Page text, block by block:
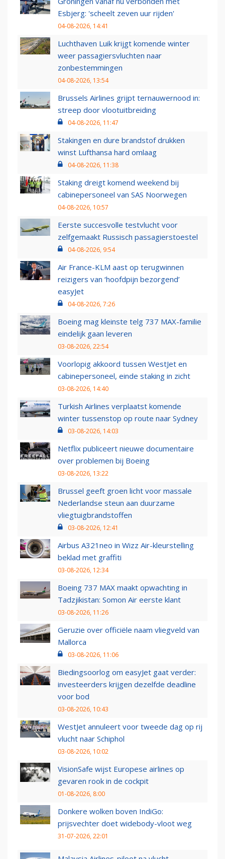
Esbjerg: 'scheelt zeven uur rijden'
04-08-2026, 14:41
Luchthaven Luik krijgt komende winter
weer passagiersvluchten naar
zonbestemmingen
04-08-2026, 13:54
Brussels Airlines grijpt ternauwernood in:
streep door vlootuitbreiding
04-08-2026, 11:47
Stakingen en dure brandstof drukken
winst Lufthansa hard omlaag
04-08-2026, 11:38
Staking dreigt komend weekend bij
cabinepersoneel van SAS Noorwegen
04-08-2026, 10:57
Eerste succesvolle testvlucht voor
zelfgemaakt Russisch passagierstoestel
04-08-2026, 9:54
Air France-KLM aast op terugwinnen
reizigers van ‘hoofdpijn bezorgend’
easyJet
04-08-2026, 7:26
Boeing mag kleinste telg 737 MAX-familie
eindelijk gaan leveren
03-08-2026, 22:54
Voorlopig akkoord tussen WestJet en
cabinepersoneel, einde staking in zicht
03-08-2026, 14:40
Turkish Airlines verplaatst komende
winter tussenstop op route naar Sydney
03-08-2026, 14:03
Netflix publiceert nieuwe documentaire
over problemen bij Boeing
03-08-2026, 13:22
Brussel geeft groen licht voor massale
Nederlandse steun aan duurzame
vliegtuigbrandstoffen
03-08-2026, 12:41
Airbus A321neo in Wizz Air-kleurstelling
beklad met graffiti
03-08-2026, 12:34
Boeing 737 MAX maakt opwachting in
Tadzjikistan: Somon Air eerste klant
03-08-2026, 11:26
Geruzie over officiële naam vliegveld van
Mallorca
03-08-2026, 11:06
Biedingsoorlog om easyJet gaat verder:
investeerders krijgen dezelfde deadline
voor bod
03-08-2026, 10:43
WestJet annuleert voor tweede dag op rij
vlucht naar Schiphol
03-08-2026, 10:02
VisionSafe wijst Europese airlines op
gevaren rook in de cockpit
01-08-2026, 8:00
Donkere wolken boven IndiGo:
prijsvechter doet widebody-vloot weg
31-07-2026, 22:01